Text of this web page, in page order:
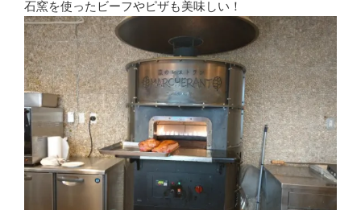
石窯を使ったビーフやピザも美味しい！